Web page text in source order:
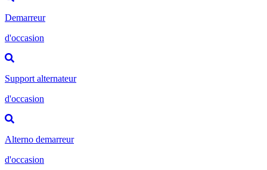
Demarreur
d'occasion
Support alternateur
d'occasion
Alterno demarreur
d'occasion